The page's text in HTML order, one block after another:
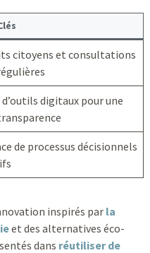
citoyens et consultations
digitaux pour une
de processus décisionnels
inspirés par la
et des alternatives éco-
dans réutiliser de